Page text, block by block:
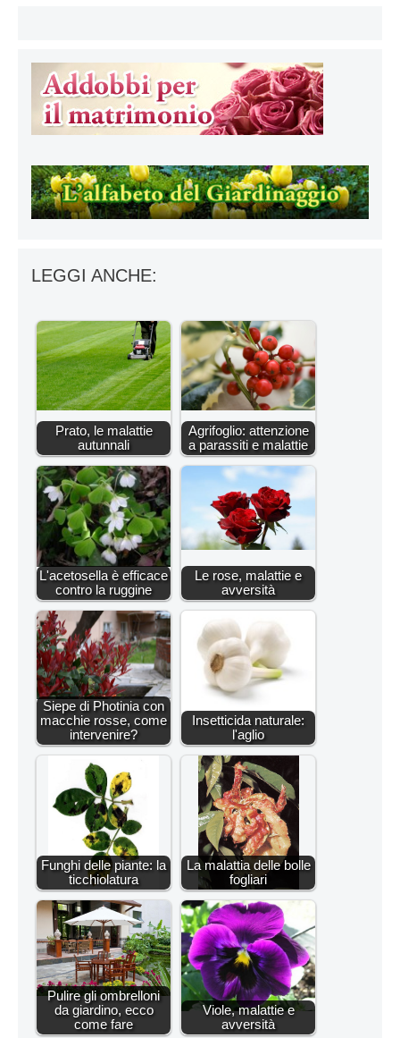
LEGGI ANCHE:
Prato, le malattie
autunnali
Agrifoglio: attenzione
a parassiti e malattie
L'acetosella è efficace
contro la ruggine
Le rose, malattie e
avversità
Siepe di Photinia con
macchie rosse, come
intervenire?
Insetticida naturale:
l'aglio
Funghi delle piante: la
ticchiolatura
La malattia delle bolle
fogliari
Pulire gli ombrelloni
da giardino, ecco
come fare
Viole, malattie e
avversità